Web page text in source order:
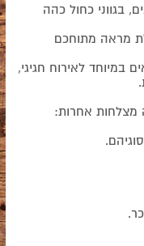
בגווני כחול כהה
מראה מתוחכם
לאירוח חגיגי,